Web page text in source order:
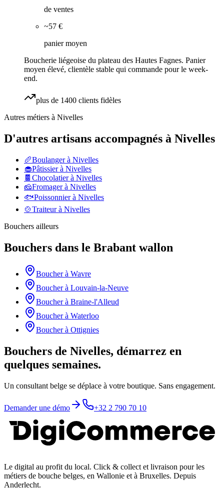
de ventes
~57 €
panier moyen
Boucherie liégeoise du plateau des Hautes Fagnes. Panier
moyen élevé, clientèle stable qui commande pour le week-
end.
plus de 1400 clients fidèles
Autres métiers à Nivelles
D'autres artisans accompagnés à Nivelles
🥖Boulangerà Nivelles
🧁Pâtissierà Nivelles
🍫 Chocolatierà Nivelles
🧀Fromagerà Nivelles
🐟Poissonnierà Nivelles
🍲Traiteurà Nivelles
Bouchers ailleurs
Bouchers dans le Brabant wallon
Boucherà Wavre
Boucherà Louvain-la-Neuve
Boucherà Braine-l'Alleud
Boucherà Waterloo
Boucherà Ottignies
Bouchers de Nivelles, démarrez en
quelques semaines.
Un consultant belge se déplace à votre boutique. Sans engagement.
Demander une démo +32 2 790 70 10
Le digital au profit du local. Click & collect et livraison pour les
métiers de bouche belges, en Wallonie et à Bruxelles. Depuis
Anderlecht.